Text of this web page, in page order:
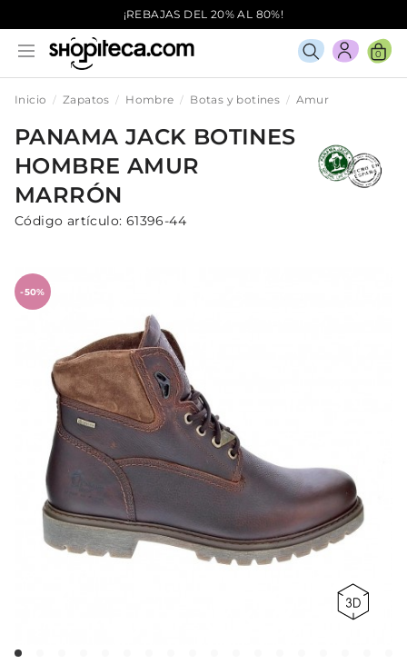
¡REBAJAS DEL 20% AL 80%!
0
Inicio Zapatos Hombre Botas y botines Amur
PANAMA JACK BOTINES
HOMBRE AMUR
MARRÓN
Código artículo: 61396-44
-50%